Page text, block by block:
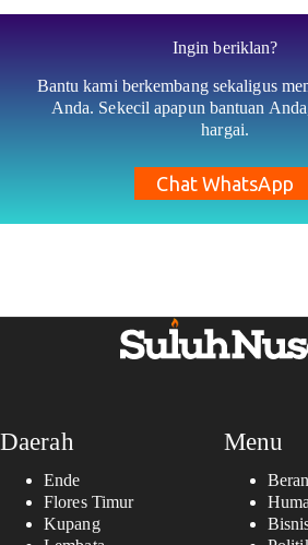
Ingin beriklan?
Bantu kami berkembang sekaligus
Anda. Sekecil apapun bantuan
hargai.
Chat WhatsApp
Daerah
Ende
Flores Timur
Kupang
Menu